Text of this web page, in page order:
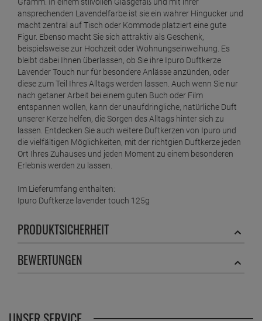
Gramm. In einem stilvollen Glasgefäß und mit ihrer
ansprechenden Lavendelfarbe ist sie ein wahrer Hingucker und
macht zentral auf Tisch oder Kommode platziert eine gute
Figur. Ebenso macht Sie sich attraktiv als Geschenk,
beispielsweise zur Hochzeit oder Wohnungseinweihung. Es
bleibt dabei Ihnen überlassen, ob Sie ihre Ipuro Duftkerze
Lavender Touch nur für besondere Anlässe anzünden, oder
diese zum Teil Ihres Alltags werden lassen. Auch wenn Sie nur
nach getaner Arbeit bei einem guten Buch oder Film
entspannen wollen, kann der unaufdringliche, natürliche Duft
unserer Kerze helfen, die Sorgen des Alltags hinter sich zu
lassen. Entdecken Sie auch weitere Duftkerzen von Ipuro und
die vielfältigen Möglichkeiten, mit der richtgien Duftkerze jeden
Ort Ihres Zuhauses und jeden Moment zu einem besonderen
Erlebnis werden zu lassen.
Im Lieferumfang enthalten:
Ipuro Duftkerze lavender touch 125g
PRODUKTSICHERHEIT
BEWERTUNGEN